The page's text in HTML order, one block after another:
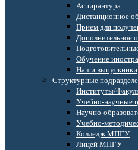
Аспирантура
Дистанционное
Прием для
Дополнительное
Обучение
Наши выпускники
Структурные
Институты/
Учебно-научные
Научно-
Учебно-
Колледж МПГУ
Лицей МПГУ